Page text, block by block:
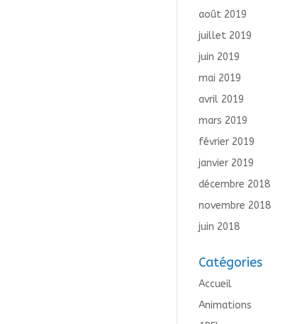
août 2019
juillet 2019
juin 2019
mai 2019
avril 2019
mars 2019
février 2019
janvier 2019
décembre 2018
novembre 2018
juin 2018
Catégories
Accueil
Animations